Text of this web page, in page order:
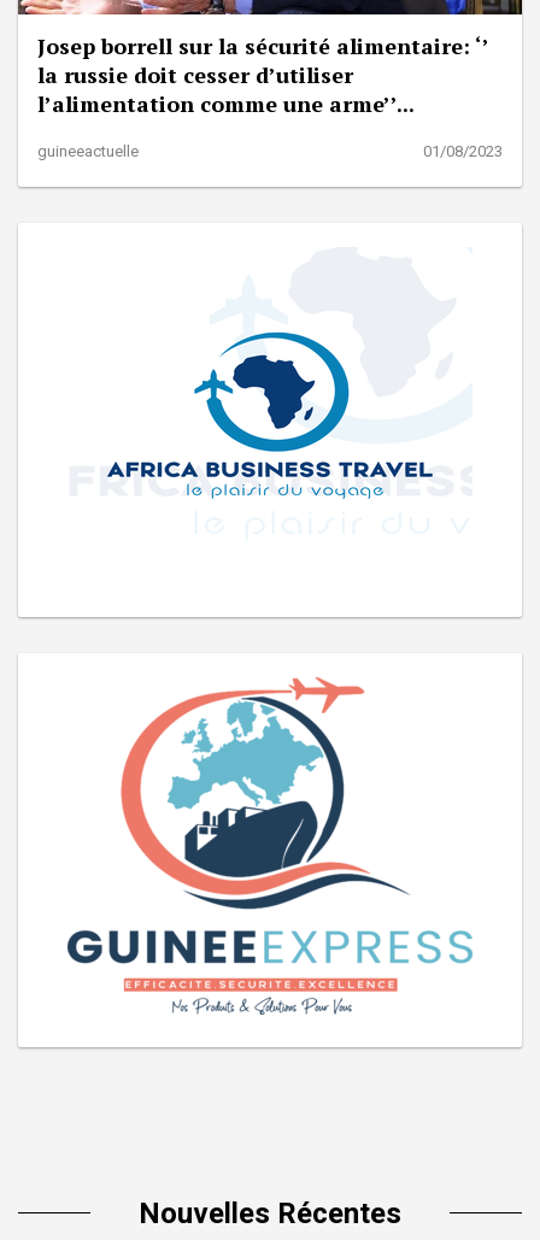
Josep borrell sur la sécurité alimentaire: ‘’
la russie doit cesser d’utiliser
l’alimentation comme une arme’’...
guineeactuelle 01/08/2023
Nouvelles Récentes